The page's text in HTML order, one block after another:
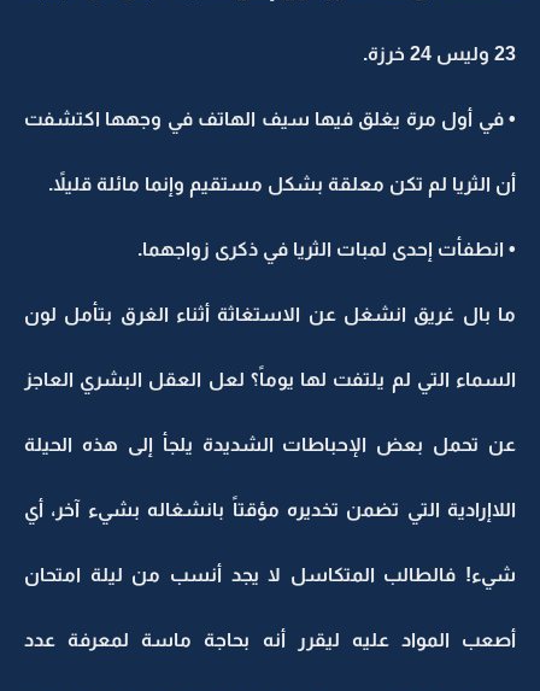
23 وليس 24 خرزة.
• في أول مرة يغلق فيها سيف الهاتف في وجهها اكتشفت
أن الثريا لم تكن معلقة بشكل مستقيم وإنما مائلة قليلاً.
• انطفأت إحدى لمبات الثريا في ذكرى زواجهما.
ما بال غريق انشغل عن الاستغاثة أثناء الغرق بتأمل لون
السماء التي لم يلتفت لها يوماً؟ لعل العقل البشري العاجز
عن تحمل بعض الإحباطات الشديدة يلجأ إلى هذه الحيلة
اللاإرادية التي تضمن تخديره مؤقتاً بانشغاله بشيء آخر، أي
شيء! فالطالب المتكاسل لا يجد أنسب من ليلة امتحان
أصعب المواد عليه ليقرر أنه بحاجة ماسة لمعرفة عدد